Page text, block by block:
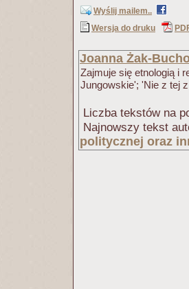
Wyślij mailem..
Wersja do druku
Joanna Żak-
Zajmuje się etnologią i
Jungowskie'; 'Nie z tej
Liczba tekstów na
Najnowszy tekst
politycznej oraz